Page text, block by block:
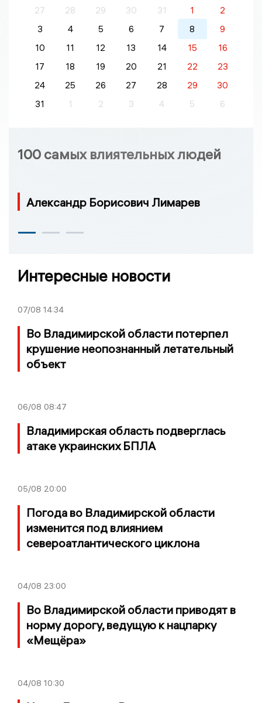
27
28 29 30 31 1
2
3
4 5 6 7 8
9
10
11 12 13 14 15
16
17
18 19 20 21 22
23
24
25 26 27 28 29
30
31
1 2 3 4 5 6
100 самых влиятельных людей
Александр Борисович Лимарев
Интересные новости
07/08 14:34
Во Владимирской области потерпел
крушение неопознанный летательный
объект
06/08 08:47
Владимирская область подверглась
атаке украинских БПЛА
05/08 20:00
Погода во Владимирской области
изменится под влиянием
североатлантического циклона
04/08 23:00
Во Владимирской области приводят в
норму дорогу, ведущую к нацпарку
«Мещёра»
04/08 10:30